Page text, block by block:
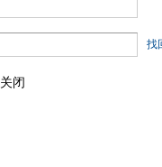
找
关闭